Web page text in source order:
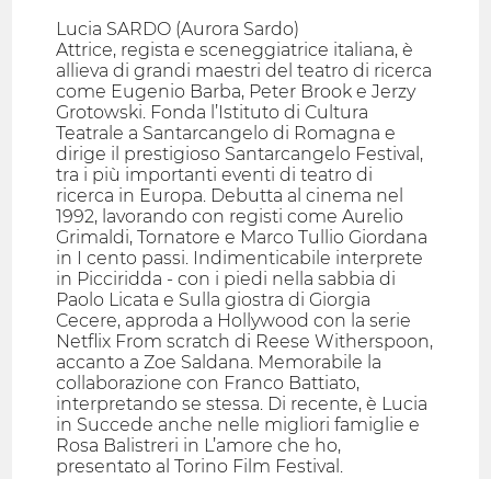
Lucia SARDO (Aurora Sardo)
Attrice, regista e sceneggiatrice italiana, è
allieva di grandi maestri del teatro di ricerca
come Eugenio Barba, Peter Brook e Jerzy
Grotowski. Fonda l’Istituto di Cultura
Teatrale a Santarcangelo di Romagna e
dirige il prestigioso Santarcangelo Festival,
tra i più importanti eventi di teatro di
ricerca in Europa. Debutta al cinema nel
1992, lavorando con registi come Aurelio
Grimaldi, Tornatore e Marco Tullio Giordana
in I cento passi. Indimenticabile interprete
in Picciridda - con i piedi nella sabbia di
Paolo Licata e Sulla giostra di Giorgia
Cecere, approda a Hollywood con la serie
Netflix From scratch di Reese Witherspoon,
accanto a Zoe Saldana. Memorabile la
collaborazione con Franco Battiato,
interpretando se stessa. Di recente, è Lucia
in Succede anche nelle migliori famiglie e
Rosa Balistreri in L’amore che ho,
presentato al Torino Film Festival.